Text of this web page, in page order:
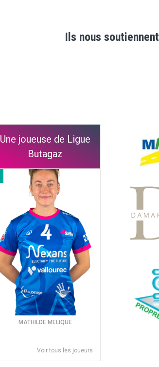
Ils nous soutiennent
Une joueuse de Ligue
Butagaz
MATHILDE MELIQUE
Voir tous les joueurs